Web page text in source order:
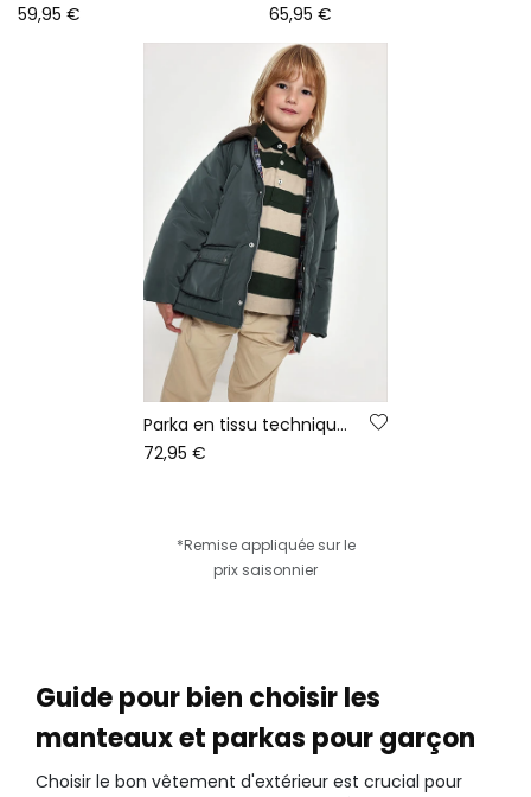
59,95 €
65,95 €
Parka en tissu technique garçon vert
72,95 €
*Remise appliquée sur le
prix saisonnier
Guide pour bien choisir les
manteaux et parkas pour garçon
Choisir le bon vêtement d'extérieur est crucial pour